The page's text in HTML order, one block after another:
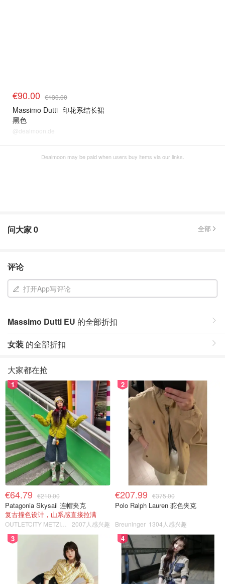
€90.00 €130.00
Massimo Dutti 印花系结长裙
黑色
@dealmoon.de
Dealmoon may be paid when users buy items via our links.
问大家0 全部
评论
打开App写评论
Massimo Dutti EU 的全部折扣
女装 的全部折扣
大家都在抢
1
€64.79 €210.00
Patagonia Skysail 连帽夹克
复古撞色设计，山系感直接拉满
2007人感兴趣
2
€207.99 €375.00
Polo Ralph Lauren 驼色夹克
Breuninger 1304人感兴趣
3 4